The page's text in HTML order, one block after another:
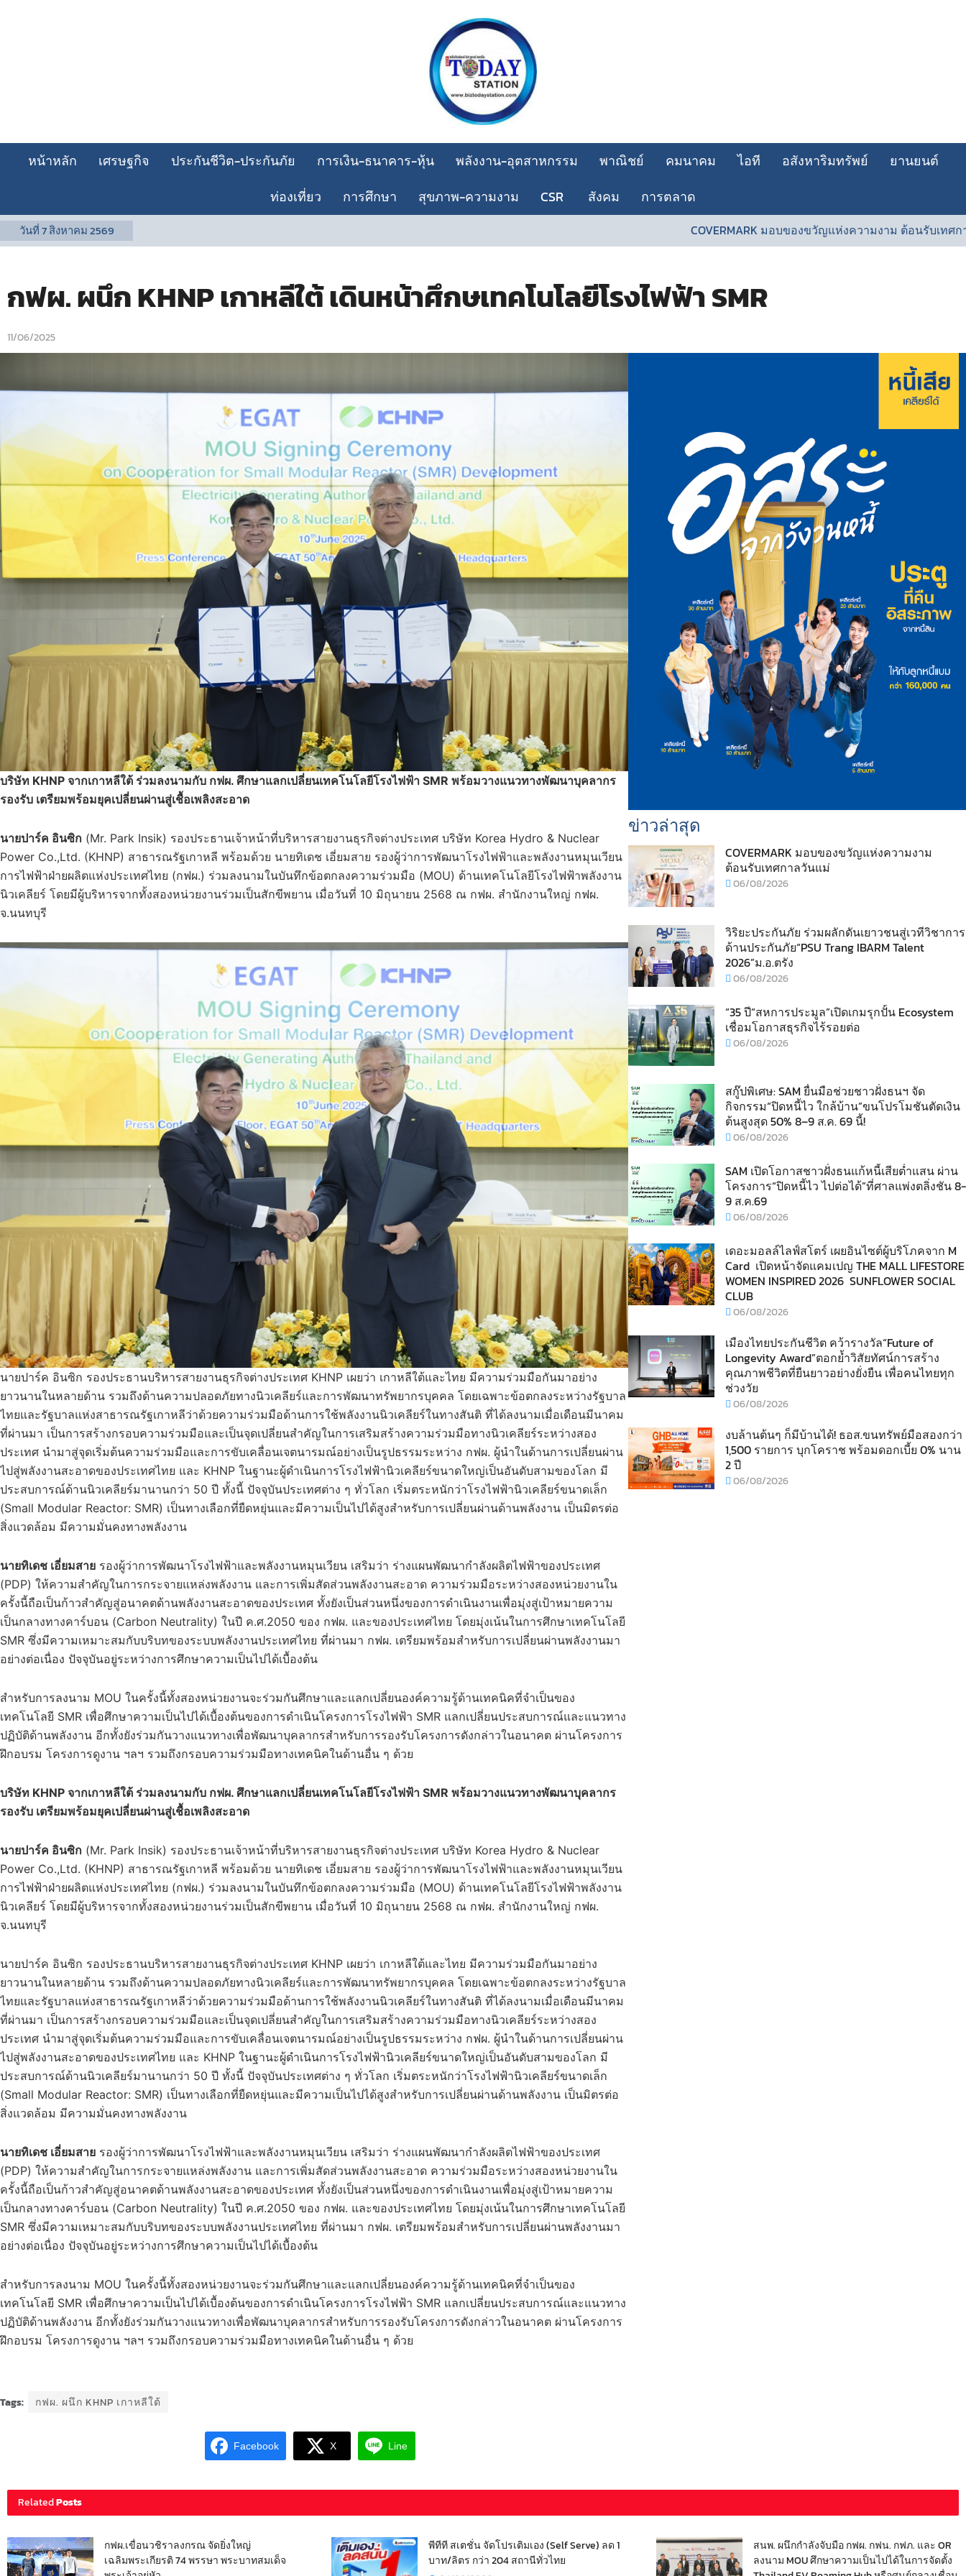
หน้าหลัก เศรษฐกิจ ประกันชีวิต-ประกันภัย การเงิน-ธนาคาร-หุ้น พลังงาน-อุตสาหกรรม พาณิชย์ คมนาคม ไอที อสังหาริมทรัพย์
ยานยนต์
ท่องเที่ยว
การศึกษา สุขภาพ-ความงาม CSR สังคม การตลาด
วันที่7 สิงหาคม 2569 COVERMARK มอบของขวัญแห่งความงาม ต้อนรับเทศกาลวันแม่|
กฟผ. ผนึก KHNP เกาหลีใต้ เดินหน้าศึกษเทคโนโลยีโรงไฟฟ้า SMR
11/06/2025
บริษัท KHNP จากเกาหลีใต้ ร่วมลงนามกับ กฟผ. ศึกษาแลกเปลี่ยนเทคโนโลยีโรงไฟฟ้า SMR พร้อมวางแนวทางพัฒนาบุคลากร
รองรับ เตรียมพร้อมยุคเปลี่ยนผ่านสู่เชื้อเพลิงสะอาด
นายปาร์ค อินซิก (Mr. Park Insik) รองประธานเจ้าหน้าที่บริหารสายงานธุรกิจต่างประเทศ บริษัท Korea Hydro & Nuclear
Power Co.,Ltd. (KHNP) สาธารณรัฐเกาหลี พร้อมด้วย นายทิเดช เอี่ยมสาย รองผู้ว่าการพัฒนาโรงไฟฟ้าและพลังงานหมุนเวียน
การไฟฟ้าฝ่ายผลิตแห่งประเทศไทย (กฟผ.) ร่วมลงนามในบันทึกข้อตกลงความร่วมมือ (MOU) ด้านเทคโนโลยีโรงไฟฟ้าพลังงาน
นิวเคลียร์ โดยมีผู้บริหารจากทั้งสองหน่วยงานร่วมเป็นสักขีพยาน เมื่อวันที่ 10 มิถุนายน 2568 ณ กฟผ. สำนักงานใหญ่ กฟผ.
จ.นนทบุรี
นายปาร์ค อินซิก รองประธานบริหารสายงานธุรกิจต่างประเทศ KHNP เผยว่า เกาหลีใต้และไทย มีความร่วมมือกันมาอย่าง
ยาวนานในหลายด้าน รวมถึงด้านความปลอดภัยทางนิวเคลียร์และการพัฒนาทรัพยากรบุคคล โดยเฉพาะข้อตกลงระหว่างรัฐบาล
ไทยและรัฐบาลแห่งสาธารณรัฐเกาหลีว่าด้วยความร่วมมือด้านการใช้พลังงานนิวเคลียร์ในทางสันติ ที่ได้ลงนามเมื่อเดือนมีนาคม
ที่ผ่านมา เป็นการสร้างกรอบความร่วมมือและเป็นจุดเปลี่ยนสำคัญในการเสริมสร้างความร่วมมือทางนิวเคลียร์ระหว่างสอง
ประเทศ นำมาสู่จุดเริ่มต้นความร่วมมือและการขับเคลื่อนเจตนารมณ์อย่างเป็นรูปธรรมระหว่าง กฟผ. ผู้นำในด้านการเปลี่ยนผ่าน
ไปสู่พลังงานสะอาดของประเทศไทย และ KHNP ในฐานะผู้ดำเนินการโรงไฟฟ้านิวเคลียร์ขนาดใหญ่เป็นอันดับสามของโลก มี
ประสบการณ์ด้านนิวเคลียร์มานานกว่า 50 ปี ทั้งนี้ ปัจจุบันประเทศต่าง ๆ ทั่วโลก เริ่มตระหนักว่าโรงไฟฟ้านิวเคลียร์ขนาดเล็ก
(Small Modular Reactor: SMR) เป็นทางเลือกที่ยืดหยุ่นและมีความเป็นไปได้สูงสำหรับการเปลี่ยนผ่านด้านพลังงาน เป็นมิตรต่อ
สิ่งแวดล้อม มีความมั่นคงทางพลังงาน
นายทิเดช เอี่ยมสาย รองผู้ว่าการพัฒนาโรงไฟฟ้าและพลังงานหมุนเวียน เสริมว่า ร่างแผนพัฒนากำลังผลิตไฟฟ้าของประเทศ
(PDP) ให้ความสำคัญในการกระจายแหล่งพลังงาน และการเพิ่มสัดส่วนพลังงานสะอาด ความร่วมมือระหว่างสองหน่วยงานใน
ครั้งนี้ถือเป็นก้าวสำคัญสู่อนาคตด้านพลังงานสะอาดของประเทศ ทั้งยังเป็นส่วนหนึ่งของการดำเนินงานเพื่อมุ่งสู่เป้าหมายความ
เป็นกลางทางคาร์บอน (Carbon Neutrality) ในปี ค.ศ.2050 ของ กฟผ. และของประเทศไทย โดยมุ่งเน้นในการศึกษาเทคโนโลยี
SMR ซึ่งมีความเหมาะสมกับบริบทของระบบพลังงานประเทศไทย ที่ผ่านมา กฟผ. เตรียมพร้อมสำหรับการเปลี่ยนผ่านพลังงานมา
อย่างต่อเนื่อง ปัจจุบันอยู่ระหว่างการศึกษาความเป็นไปได้เบื้องต้น
สำหรับการลงนาม MOU ในครั้งนี้ทั้งสองหน่วยงานจะร่วมกันศึกษาและแลกเปลี่ยนองค์ความรู้ด้านเทคนิคที่จำเป็นของ
เทคโนโลยี SMR เพื่อศึกษาความเป็นไปได้เบื้องต้นของการดำเนินโครงการโรงไฟฟ้า SMR แลกเปลี่ยนประสบการณ์และแนวทาง
ปฏิบัติด้านพลังงาน อีกทั้งยังร่วมกันวางแนวทางเพื่อพัฒนาบุคลากรสำหรับการรองรับโครงการดังกล่าวในอนาคต ผ่านโครงการ
ฝึกอบรม โครงการดูงาน ฯลฯ รวมถึงกรอบความร่วมมือทางเทคนิคในด้านอื่น ๆ ด้วย
บริษัท KHNP จากเกาหลีใต้ ร่วมลงนามกับ กฟผ. ศึกษาแลกเปลี่ยนเทคโนโลยีโรงไฟฟ้า SMR พร้อมวางแนวทางพัฒนาบุคลากร
รองรับ เตรียมพร้อมยุคเปลี่ยนผ่านสู่เชื้อเพลิงสะอาด
นายปาร์ค อินซิก (Mr. Park Insik) รองประธานเจ้าหน้าที่บริหารสายงานธุรกิจต่างประเทศ บริษัท Korea Hydro & Nuclear
Power Co.,Ltd. (KHNP) สาธารณรัฐเกาหลี พร้อมด้วย นายทิเดช เอี่ยมสาย รองผู้ว่าการพัฒนาโรงไฟฟ้าและพลังงานหมุนเวียน
การไฟฟ้าฝ่ายผลิตแห่งประเทศไทย (กฟผ.) ร่วมลงนามในบันทึกข้อตกลงความร่วมมือ (MOU) ด้านเทคโนโลยีโรงไฟฟ้าพลังงาน
นิวเคลียร์ โดยมีผู้บริหารจากทั้งสองหน่วยงานร่วมเป็นสักขีพยาน เมื่อวันที่ 10 มิถุนายน 2568 ณ กฟผ. สำนักงานใหญ่ กฟผ.
จ.นนทบุรี
นายปาร์ค อินซิก รองประธานบริหารสายงานธุรกิจต่างประเทศ KHNP เผยว่า เกาหลีใต้และไทย มีความร่วมมือกันมาอย่าง
ยาวนานในหลายด้าน รวมถึงด้านความปลอดภัยทางนิวเคลียร์และการพัฒนาทรัพยากรบุคคล โดยเฉพาะข้อตกลงระหว่างรัฐบาล
ไทยและรัฐบาลแห่งสาธารณรัฐเกาหลีว่าด้วยความร่วมมือด้านการใช้พลังงานนิวเคลียร์ในทางสันติ ที่ได้ลงนามเมื่อเดือนมีนาคม
ที่ผ่านมา เป็นการสร้างกรอบความร่วมมือและเป็นจุดเปลี่ยนสำคัญในการเสริมสร้างความร่วมมือทางนิวเคลียร์ระหว่างสอง
ประเทศ นำมาสู่จุดเริ่มต้นความร่วมมือและการขับเคลื่อนเจตนารมณ์อย่างเป็นรูปธรรมระหว่าง กฟผ. ผู้นำในด้านการเปลี่ยนผ่าน
ไปสู่พลังงานสะอาดของประเทศไทย และ KHNP ในฐานะผู้ดำเนินการโรงไฟฟ้านิวเคลียร์ขนาดใหญ่เป็นอันดับสามของโลก มี
ประสบการณ์ด้านนิวเคลียร์มานานกว่า 50 ปี ทั้งนี้ ปัจจุบันประเทศต่าง ๆ ทั่วโลก เริ่มตระหนักว่าโรงไฟฟ้านิวเคลียร์ขนาดเล็ก
(Small Modular Reactor: SMR) เป็นทางเลือกที่ยืดหยุ่นและมีความเป็นไปได้สูงสำหรับการเปลี่ยนผ่านด้านพลังงาน เป็นมิตรต่อ
สิ่งแวดล้อม มีความมั่นคงทางพลังงาน
นายทิเดช เอี่ยมสาย รองผู้ว่าการพัฒนาโรงไฟฟ้าและพลังงานหมุนเวียน เสริมว่า ร่างแผนพัฒนากำลังผลิตไฟฟ้าของประเทศ
(PDP) ให้ความสำคัญในการกระจายแหล่งพลังงาน และการเพิ่มสัดส่วนพลังงานสะอาด ความร่วมมือระหว่างสองหน่วยงานใน
ครั้งนี้ถือเป็นก้าวสำคัญสู่อนาคตด้านพลังงานสะอาดของประเทศ ทั้งยังเป็นส่วนหนึ่งของการดำเนินงานเพื่อมุ่งสู่เป้าหมายความ
เป็นกลางทางคาร์บอน (Carbon Neutrality) ในปี ค.ศ.2050 ของ กฟผ. และของประเทศไทย โดยมุ่งเน้นในการศึกษาเทคโนโลยี
SMR ซึ่งมีความเหมาะสมกับบริบทของระบบพลังงานประเทศไทย ที่ผ่านมา กฟผ. เตรียมพร้อมสำหรับการเปลี่ยนผ่านพลังงานมา
อย่างต่อเนื่อง ปัจจุบันอยู่ระหว่างการศึกษาความเป็นไปได้เบื้องต้น
สำหรับการลงนาม MOU ในครั้งนี้ทั้งสองหน่วยงานจะร่วมกันศึกษาและแลกเปลี่ยนองค์ความรู้ด้านเทคนิคที่จำเป็นของ
เทคโนโลยี SMR เพื่อศึกษาความเป็นไปได้เบื้องต้นของการดำเนินโครงการโรงไฟฟ้า SMR แลกเปลี่ยนประสบการณ์และแนวทาง
ปฏิบัติด้านพลังงาน อีกทั้งยังร่วมกันวางแนวทางเพื่อพัฒนาบุคลากรสำหรับการรองรับโครงการดังกล่าวในอนาคต ผ่านโครงการ
ฝึกอบรม โครงการดูงาน ฯลฯ รวมถึงกรอบความร่วมมือทางเทคนิคในด้านอื่น ๆ ด้วย
Tags: กฟผ. ผนึก KHNP เกาหลีใต้
Facebook X Line
ข่าวล่าสุด
COVERMARK มอบของขวัญแห่งความงาม
ต้อนรับเทศกาลวันแม่
06/08/2026
วิริยะประกันภัย ร่วมผลักดันเยาวชนสู่เวทีวิชาการ
ด้านประกันภัย“PSU Trang IBARM Talent
2026”ม.อ.ตรัง
06/08/2026
“35 ปี“สหการประมูล”เปิดเกมรุกปั้น Ecosystem
เชื่อมโอกาสธุรกิจไร้รอยต่อ
06/08/2026
สกู๊ปพิเศษ: SAM ยื่นมือช่วยชาวฝั่งธนฯ จัด
กิจกรรม“ปิดหนี้ไว ใกล้บ้าน”ขนโปรโมชันตัดเงิน
ต้นสูงสุด 50% 8–9 ส.ค. 69 นี้!
06/08/2026
SAM เปิดโอกาสชาวฝั่งธนแก้หนี้เสียต่ำแสน ผ่าน
โครงการ“ปิดหนี้ไว ไปต่อได้”ที่ศาลแพ่งตลิ่งชัน 8-
9 ส.ค.69
06/08/2026
เดอะมอลล์ไลฟ์สโตร์ เผยอินไซต์ผู้บริโภคจาก M
Card เปิดหน้าจัดแคมเปญ THE MALL LIFESTORE
WOMEN INSPIRED 2026 SUNFLOWER SOCIAL
CLUB
06/08/2026
เมืองไทยประกันชีวิต คว้ารางวัล“Future of
Longevity Award”ตอกย้ำวิสัยทัศน์การสร้าง
คุณภาพชีวิตที่ยืนยาวอย่างยั่งยืน เพื่อคนไทยทุก
ช่วงวัย
06/08/2026
งบล้านต้นๆ ก็มีบ้านได้! ธอส.ขนทรัพย์มือสองกว่า
1,500 รายการ บุกโคราช พร้อมดอกเบี้ย 0% นาน
2 ปี
06/08/2026
RelatedPosts
กฟผ.เขื่อนวชิราลงกรณ จัดยิ่งใหญ่
เฉลิมพระเกียรติ 74 พรรษา พระบาทสมเด็จ
พีทีที สเตชั่น จัดโปรเติมเอง (Self Serve) ลด 1
บาท/ลิตร กว่า 204 สถานีทั่วไทย
สนพ. ผนึกกำลังจับมือ กฟผ. กฟน. กฟภ. และ OR
ลงนาม MOU ศึกษาความเป็นไปได้ในการจัดตั้ง